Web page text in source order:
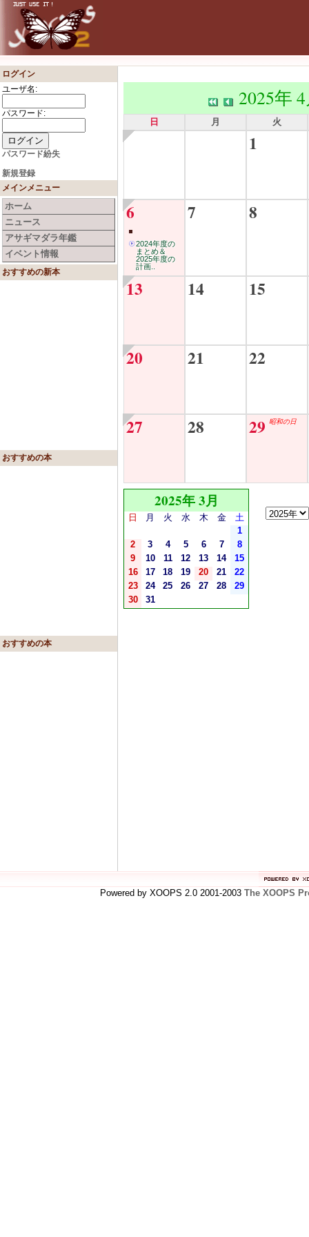
ログイン
ユーザ名:
パスワード:
パスワード紛失
新規登録
メインメニュー
ホーム
ニュース
アサギマダラ年鑑
イベント情報
おすすめの新本
おすすめの本
おすすめの本
2025年
日 月 火
1
6
2024年度の
まとめ＆
2025年度の
計画..
7 8
13 14 15
20 21 22
27 28 29 昭和の日
2025年 3月
日 月 火 水 木 金
土
1
2
3 4 5 6 7
8
9
10 11 12 13 14
15
16
17 18 19 20 21
22
23
24 25 26 27 28
29
30
31
Powered by XOOPS 2.0 2001-2003 The XOOPS